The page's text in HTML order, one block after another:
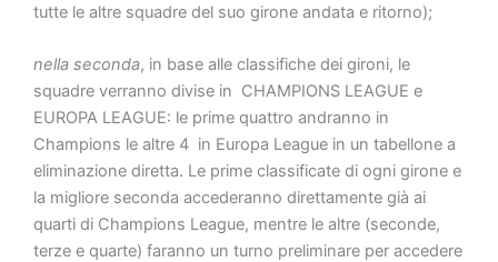
tutte le altre squadre del suo girone andata e ritorno);
nella seconda, in base alle classifiche dei gironi, le
squadre verranno divise in CHAMPIONS LEAGUE e
EUROPA LEAGUE: le prime quattro andranno in
Champions le altre 4 in Europa League in un tabellone a
eliminazione diretta. Le prime classificate di ogni girone e
la migliore seconda accederanno direttamente già ai
quarti di Champions League, mentre le altre (seconde,
terze e quarte) faranno un turno preliminare per accedere